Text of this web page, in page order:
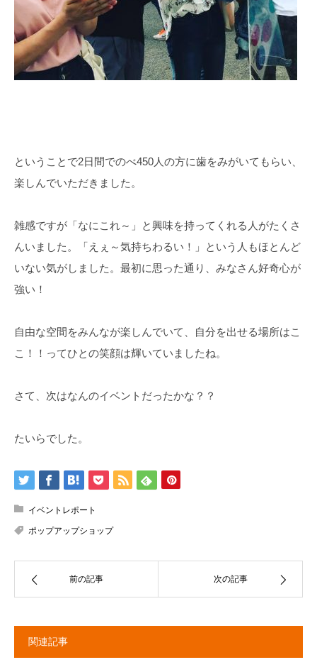
ということで2日間でのべ450人の方に歯をみがいてもらい、
楽しんでいただきました。
雑感ですが「なにこれ～」と興味を持ってくれる人がたくさ
んいました。「えぇ～気持ちわるい！」という人もほとんど
いない気がしました。最初に思った通り、みなさん好奇心が
強い！
自由な空間をみんなが楽しんでいて、自分を出せる場所はこ
こ！！ってひとの笑顔は輝いていましたね。
さて、次はなんのイベントだったかな？？
たいらでした。
イベントレポート
ポップアップショップ
前の記事 次の記事
関連記事